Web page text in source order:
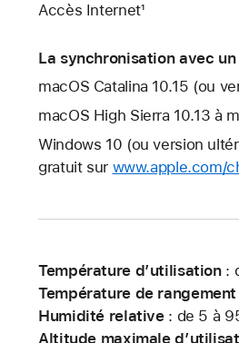
Accès Internet¹
La synchronisation avec
macOS Catalina 10.15 (ou
macOS High Sierra 10.13 à
Windows 10 (ou version
gratuit sur www.apple.com/
Température d’utilisation:
Température de rangement
Humidité relative: de 5 à
Altitude maximale